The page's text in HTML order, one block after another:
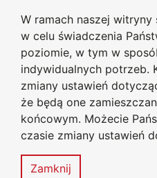
W ramach naszej
w celu świadczenia
poziomie, w tym w
indywidualnych potrzeb.
zmiany ustawień
że będą one
końcowym. Możecie
czasie zmiany ustawień
Zamknij
Przejdź do
Przejdź do treści
Przejdź do
Przejdź do mapy
w
MENU